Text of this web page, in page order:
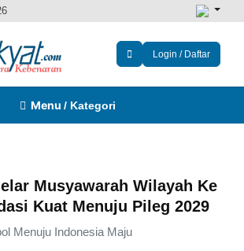
Login / Daftar
Menu / Kategori
Musyawarah Wilayah Ke
Kuat Menuju Pileg 2029
Menuju Indonesia Maju